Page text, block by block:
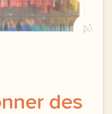
A1
des